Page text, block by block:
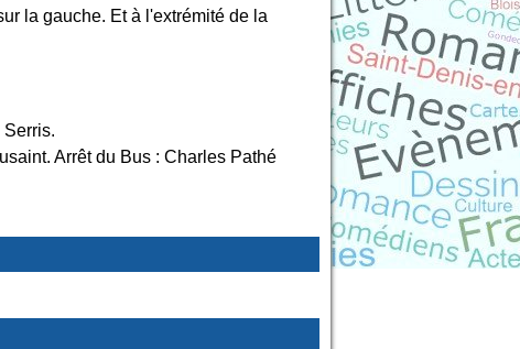
la gauche. Et à l'extrémité de la
Arrêt du Bus : Charles Pathé